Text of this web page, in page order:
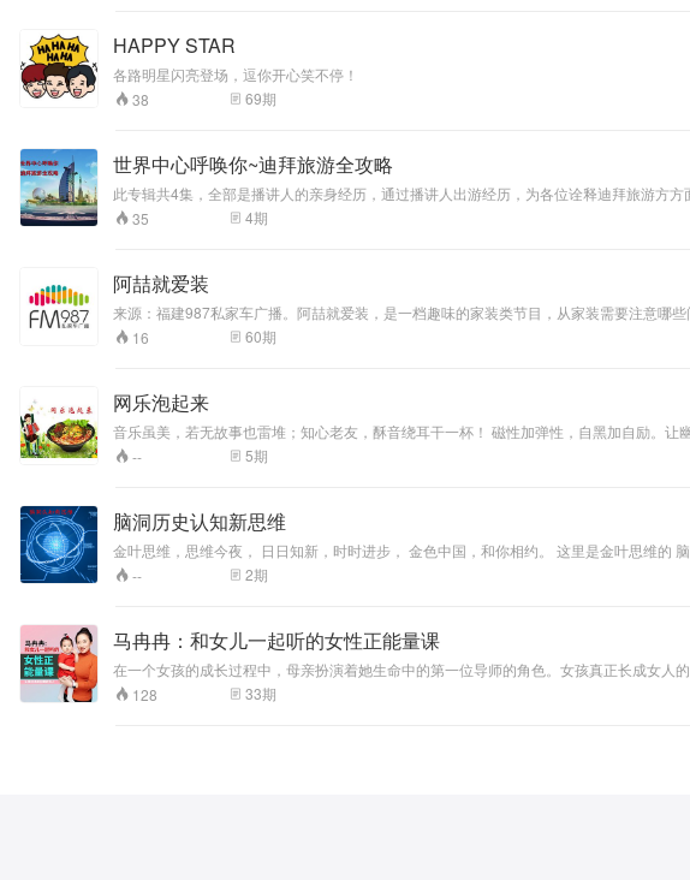
HAPPY STAR
各路明星闪亮登场，逗你开心笑不停！
38
69期
世界中心呼唤你~迪拜旅游全攻略
此专辑共4集，全部是播讲人的亲身经历，通过播讲人出游经历，为各位诠释迪拜旅游方方面面的注意事项和精彩故事。 如果想收听更多精彩节目，请关注毛桃工作室
节目35 4期
阿喆就爱装
来源：福建987私家车广播。阿喆就爱装，是一档趣味的家装类节目，从家装需要注意哪
识点，希望给您的家装过程能够带来帮助。
16 60期
网乐泡起来
音乐虽美，若无故事也雷堆；知心老友，酥音绕耳干一杯！ 磁性加弹性
--
5期
脑洞历史认知新思维
--
2期
马冉冉：和女儿一起听的女性正能量课
在一个女孩的成长过程中，母亲扮演着她生命中的第一位导师的角色。女孩真正长成女人的道路，
月中，“女性能量”从母亲传递给女儿的文化传统，渐渐失落。曾经，在一个氏族部落中，由所有女性长辈向年轻女孩传承女性
导师，可以手把手、心连心，为她讲解她作为女人的感受情绪要如何面对；第一次月经
能量传承，由资深“女性能量”疗愈导师——马冉冉老师，透过这个系列的女性能量课，将每
128 33期